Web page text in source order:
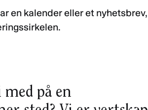
en kalender eller et nyhetsbrev,
på en